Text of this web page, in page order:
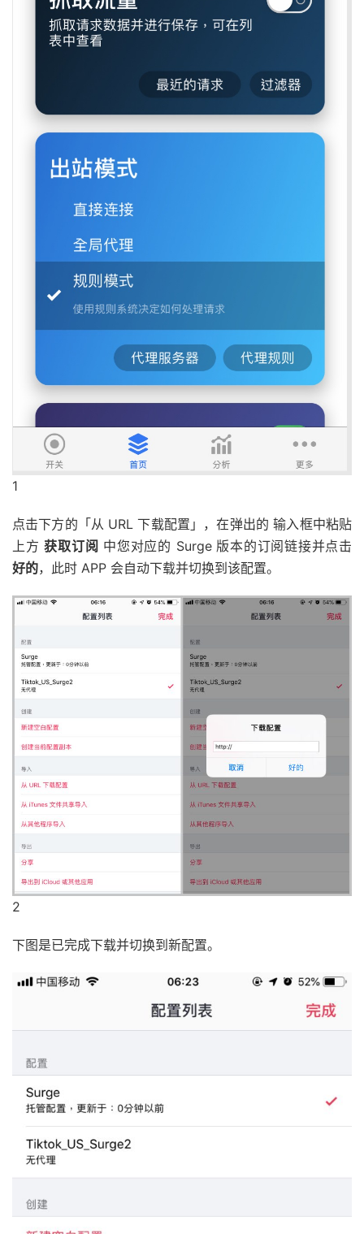
1
点击下方的「从 URL 下载配置」，在弹出的 输入框中粘贴
上方获取订阅 中您对应的 Surge 版本的订阅链接并点击
好的，此时 APP 会自动下载并切换到该配置。
2
下图是已完成下载并切换到新配置。